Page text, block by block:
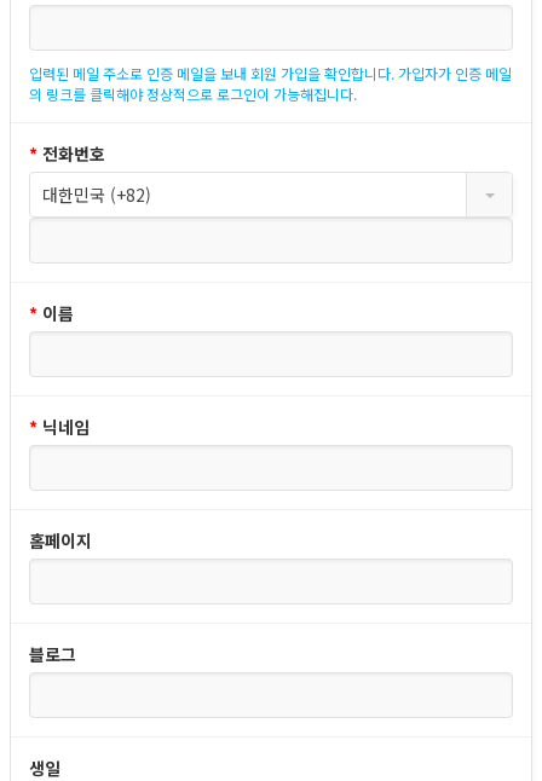
입력된 메일 주소로 인증 메일을 보내 회원 가입을 확인합니다. 가입자가 인증 메일
의 링크를 클릭해야 정상적으로 로그인이 가능해집니다.
* 전화번호
대한민국 (+82)
* 이름
* 닉네임
홈페이지
블로그
생일